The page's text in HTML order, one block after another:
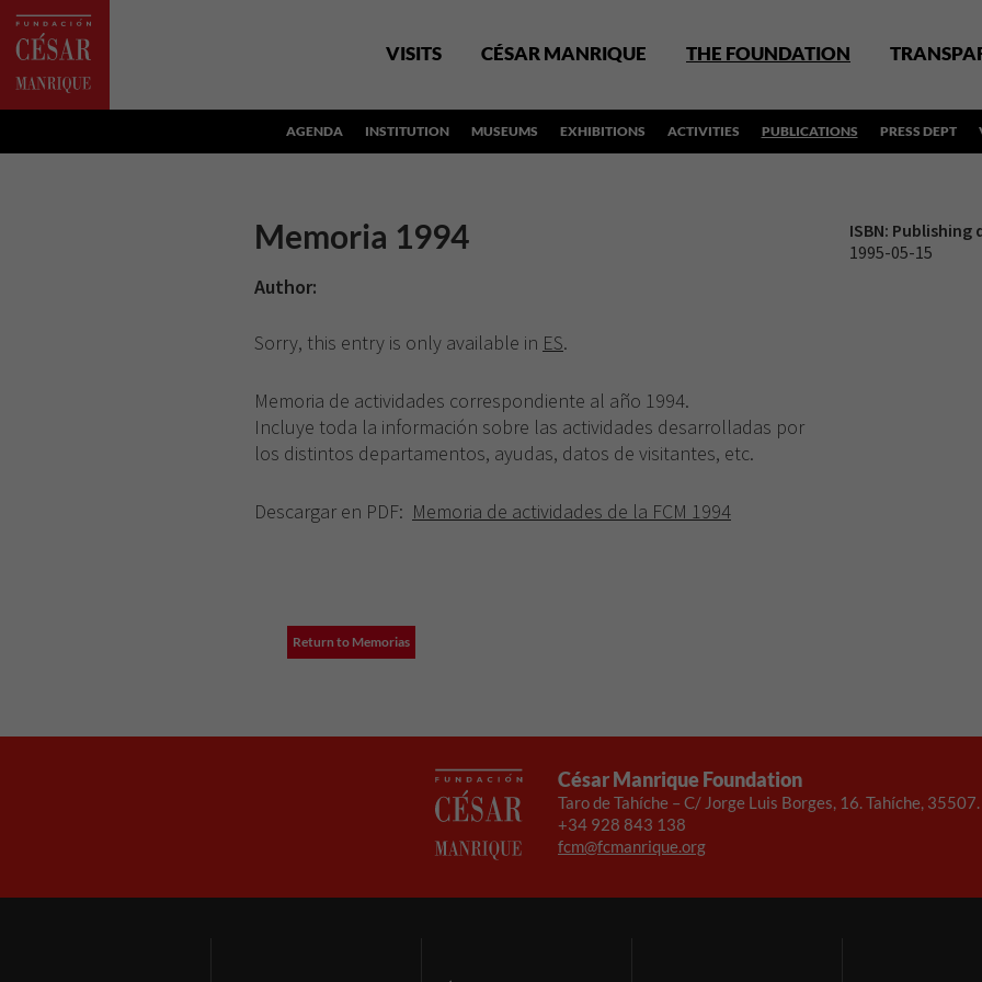
VISITS CÉSAR MANRIQUE THE FOUNDATION
AGENDA INSTITUTION MUSEUMS EXHIBITIONS ACTIVITIES PUBLICATIONS PRESS DEPT
Memoria 1994
Author:
Sorry, this entry is only available in ES.
Memoria de actividades correspondiente al año 1994.
Incluye toda la información sobre las actividades desarrolladas por
los distintos departamentos, ayudas, datos de visitantes, etc.
Descargar en PDF: Memoria de actividades de la FCM 1994
ISBN: Publishing
1995-05-15
Return to Memorias
César Manrique Foundation
Taro de Tahíche – C/ Jorge Luis Borges, 16. Tahíche,
+34 928 843 138
fcm@fcmanrique.org